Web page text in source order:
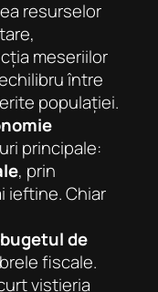
resurselor
meseriilor
între
populației.
principale:
, prin
ieftine. Chiar
de
fiscale.
vistieria